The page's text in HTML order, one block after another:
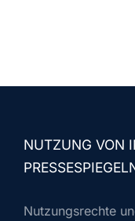
NUTZUNG VON
Nutzungsrechte